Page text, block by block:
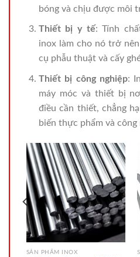
bóng và chịu được môi
Thiết bị y tế: Tính
inox làm cho nó trở
cụ phẫu thuật và cấy
Thiết bị công nghiệp:
máy móc và thiết bị
điều cần thiết, chẳng
biến thực phẩm và công
SẢN PHẨM INOX